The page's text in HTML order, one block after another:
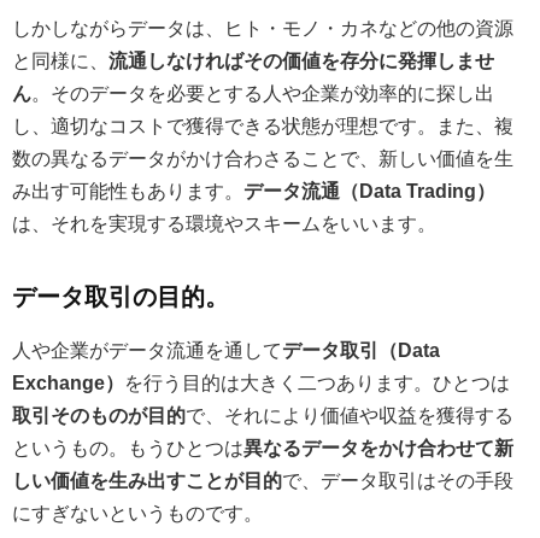
しかしながらデータは、ヒト・モノ・カネなどの他の資源
と同様に、 流通しなければその価値を存分に発揮しませ
ん。そのデータを必要とする人や企業が効率的に探し出
し、適切なコストで獲得できる状態が理想です。また、複
数の異なるデータがかけ合わさることで、新しい価値を生
み出す可能性もあります。 データ流通（Data Trading）
は、それを実現する環境やスキームをいいます。
データ取引の目的。
人や企業がデータ流通を通してデータ取引（Data
Exchange）
を行う目的は大きく二つあります。ひとつは
取引そのものが目的で、それにより価値や収益を獲得する
というもの。もうひとつは異なるデータをかけ合わせて新
しい価値を生み出すことが目的で、データ取引はその手段
にすぎないというものです。